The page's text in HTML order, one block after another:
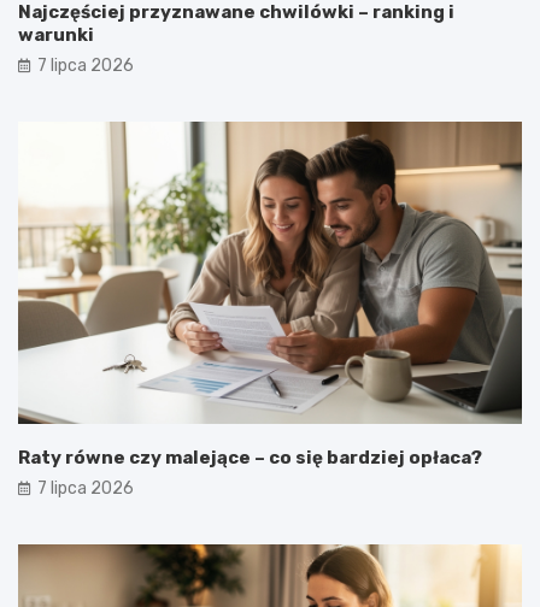
Najczęściej przyznawane chwilówki – ranking i
warunki
7 lipca 2026
Raty równe czy malejące – co się bardziej opłaca?
7 lipca 2026